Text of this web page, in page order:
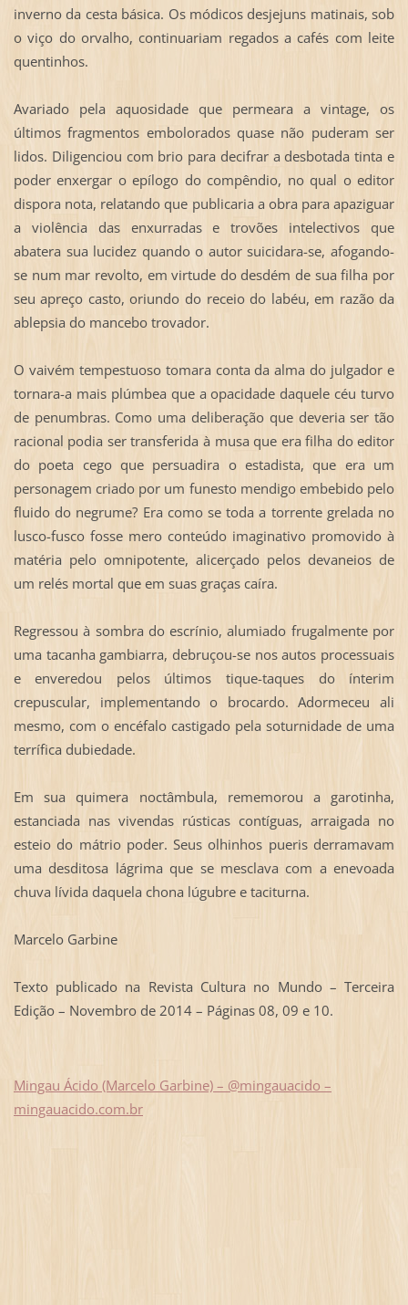
inverno da cesta básica. Os módicos desjejuns matinais, sob
o viço do orvalho, continuariam regados a cafés com leite
quentinhos.
Avariado pela aquosidade que permeara a vintage, os
últimos fragmentos embolorados quase não puderam ser
lidos. Diligenciou com brio para decifrar a desbotada tinta e
poder enxergar o epílogo do compêndio, no qual o editor
dispora nota, relatando que publicaria a obra para apaziguar
a violência das enxurradas e trovões intelectivos que
abatera sua lucidez quando o autor suicidara-se, afogando-
se num mar revolto, em virtude do desdém de sua filha por
seu apreço casto, oriundo do receio do labéu, em razão da
ablepsia do mancebo trovador.
O vaivém tempestuoso tomara conta da alma do julgador e
tornara-a mais plúmbea que a opacidade daquele céu turvo
de penumbras. Como uma deliberação que deveria ser tão
racional podia ser transferida à musa que era filha do editor
do poeta cego que persuadira o estadista, que era um
personagem criado por um funesto mendigo embebido pelo
fluido do negrume? Era como se toda a torrente grelada no
lusco-fusco fosse mero conteúdo imaginativo promovido à
matéria pelo omnipotente, alicerçado pelos devaneios de
um relés mortal que em suas graças caíra.
Regressou à sombra do escrínio, alumiado frugalmente por
uma tacanha gambiarra, debruçou-se nos autos processuais
e enveredou pelos últimos tique-taques do ínterim
crepuscular, implementando o brocardo. Adormeceu ali
mesmo, com o encéfalo castigado pela soturnidade de uma
terrífica dubiedade.
Em sua quimera noctâmbula, rememorou a garotinha,
estanciada nas vivendas rústicas contíguas, arraigada no
esteio do mátrio poder. Seus olhinhos pueris derramavam
uma desditosa lágrima que se mesclava com a enevoada
chuva lívida daquela chona lúgubre e taciturna.
Marcelo Garbine
Texto publicado na Revista Cultura no Mundo – Terceira
Edição – Novembro de 2014 – Páginas 08, 09 e 10.
Mingau Ácido (Marcelo Garbine) – @mingauacido –
mingauacido.com.br